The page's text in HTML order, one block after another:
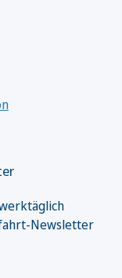
Newsletter